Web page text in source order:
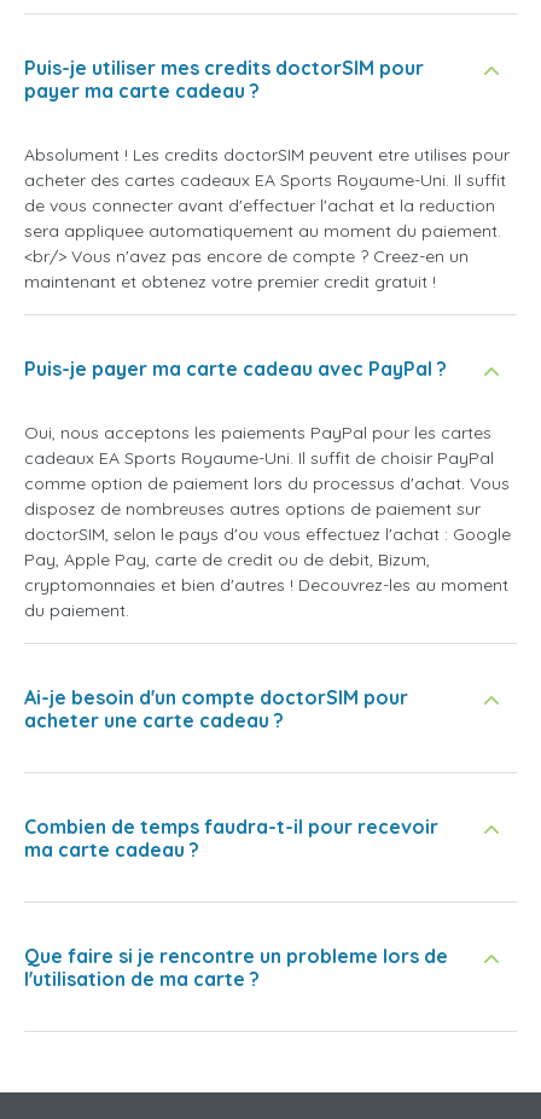
Puis-je utiliser mes credits doctorSIM pour
payer ma carte cadeau ?
Absolument ! Les credits doctorSIM peuvent etre utilises pour
acheter des cartes cadeaux EA Sports Royaume-Uni. Il suffit
de vous connecter avant d'effectuer l'achat et la reduction
sera appliquee automatiquement au moment du paiement.
<br/> Vous n'avez pas encore de compte ? Creez-en un
maintenant et obtenez votre premier credit gratuit !
Puis-je payer ma carte cadeau avec PayPal ?
Oui, nous acceptons les paiements PayPal pour les cartes
cadeaux EA Sports Royaume-Uni. Il suffit de choisir PayPal
comme option de paiement lors du processus d'achat. Vous
disposez de nombreuses autres options de paiement sur
doctorSIM, selon le pays d'ou vous effectuez l'achat : Google
Pay, Apple Pay, carte de credit ou de debit, Bizum,
cryptomonnaies et bien d'autres ! Decouvrez-les au moment
du paiement.
Ai-je besoin d'un compte doctorSIM pour
acheter une carte cadeau ?
Combien de temps faudra-t-il pour recevoir
ma carte cadeau ?
Que faire si je rencontre un probleme lors de
l'utilisation de ma carte ?